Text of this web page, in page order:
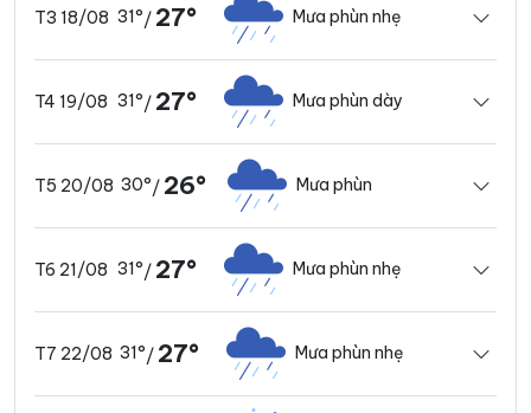
T3 18/08 31°/ 27° Mưa phùn nhẹ
T4 19/08 31°/ 27° Mưa phùn dày
T5 20/08 30°/ 26° Mưa phùn
T6 21/08 31°/ 27° Mưa phùn nhẹ
T7 22/08 31°/ 27° Mưa phùn nhẹ